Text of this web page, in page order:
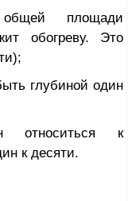
площади
обогреву. Это
глубиной один
относиться к
к десяти.